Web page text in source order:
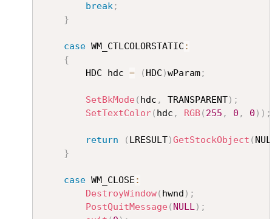
break;
}
case WM_CTLCOLORSTATIC :
{
		HDC hdc
= ( HDC )wParam;
SetBkMode( hdc , TRANSPARENT) ;
SetTextColor( hdc , RGB( 255 , 0 , 0 ) ) ;
return ( LRESULT)GetStockObject (
}
case WM_CLOSE :
DestroyWindow( hwnd ) ;
PostQuitMessage( NULL) ;